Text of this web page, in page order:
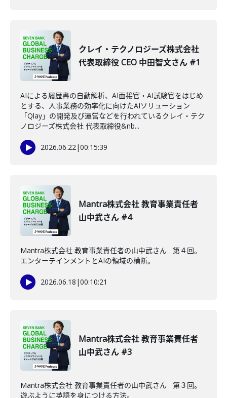
クレイ・テクノロジーズ株式会社
代表取締役 CEO 中田智文さん #1
AIによる履歴書の自動解析、AI面接官・AI試験官をはじめ
とする、人事業務の効率化に向けたAIソリューション
「Qlay」の開発及び運営などを行われているクレイ・テク
ノロジーズ株式会社 代表取締役&nb...
2026.06.22|00:15:39
Mantra株式会社 教育事業責任者
山中武さん #4
Mantra株式会社 教育事業責任者の山中武さん 第４回。
エンターテインメントとAIの領域の横断。
2026.06.18 |00:10:21
Mantra株式会社 教育事業責任者
山中武さん #3
Mantra株式会社 教育事業責任者の山中武さん 第３回。
遊ぶように英語を身につける方法。